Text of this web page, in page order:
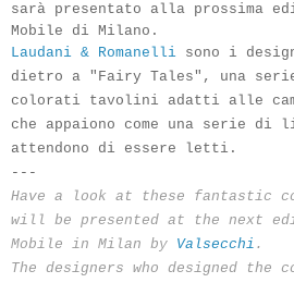
sarà presentato alla prossima
Mobile di Milano.
Laudani & Romanelli sono i
dietro a "Fairy Tales", una
colorati tavolini adatti alle
che appaiono come una serie
attendono di essere letti.
---
Have a look at these fantastic
will be presented at the next
Mobile in Milan by Valsecchi .
The designers who designed the